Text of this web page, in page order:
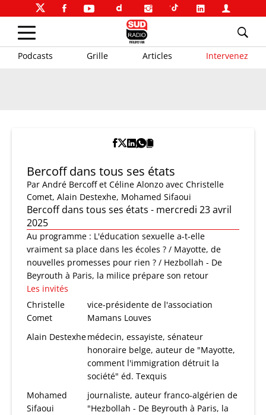
Podcasts Grille Articles Intervenez
Bercoff dans tous ses états
Par André Bercoff et Céline Alonzo avec Christelle
Comet, Alain Destexhe, Mohamed Sifaoui
Bercoff dans tous ses états - mercredi 23 avril
2025
Au programme : L'éducation sexuelle a-t-elle
vraiment sa place dans les écoles ? / Mayotte, de
nouvelles promesses pour rien ? / Hezbollah - De
Beyrouth à Paris, la milice prépare son retour
Les invités
Christelle
Comet
vice-présidente de l'association
Mamans Louves
Alain Destexhemédecin, essayiste, sénateur
honoraire belge, auteur de "Mayotte,
comment l'immigration détruit la
société" éd. Texquis
Mohamed
Sifaoui
journaliste, auteur franco-algérien de
"Hezbollah - De Beyrouth à Paris, la